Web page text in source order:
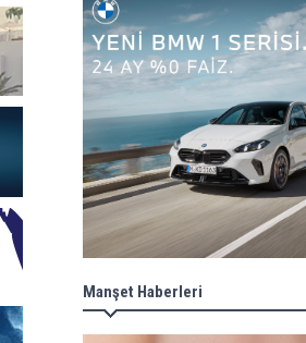
Manşet Haberleri